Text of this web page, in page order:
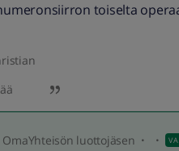
toiselta
OmaYhteisön luottojäsen